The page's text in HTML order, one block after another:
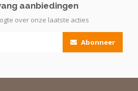
aanbiedingen
over onze laatste acties
Abonneer